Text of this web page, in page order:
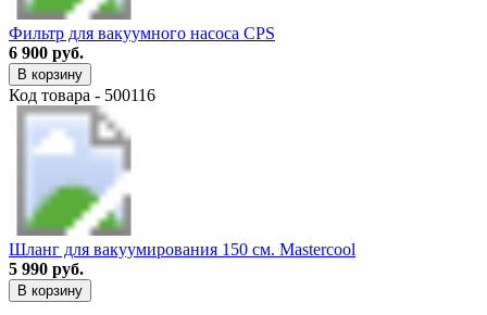
Фильтр для вакуумного насоса CPS
6 900 руб.
В корзину
Код товара - 500116
Шланг для вакуумирования 150 см. Mastercool
5 990 руб.
В корзину